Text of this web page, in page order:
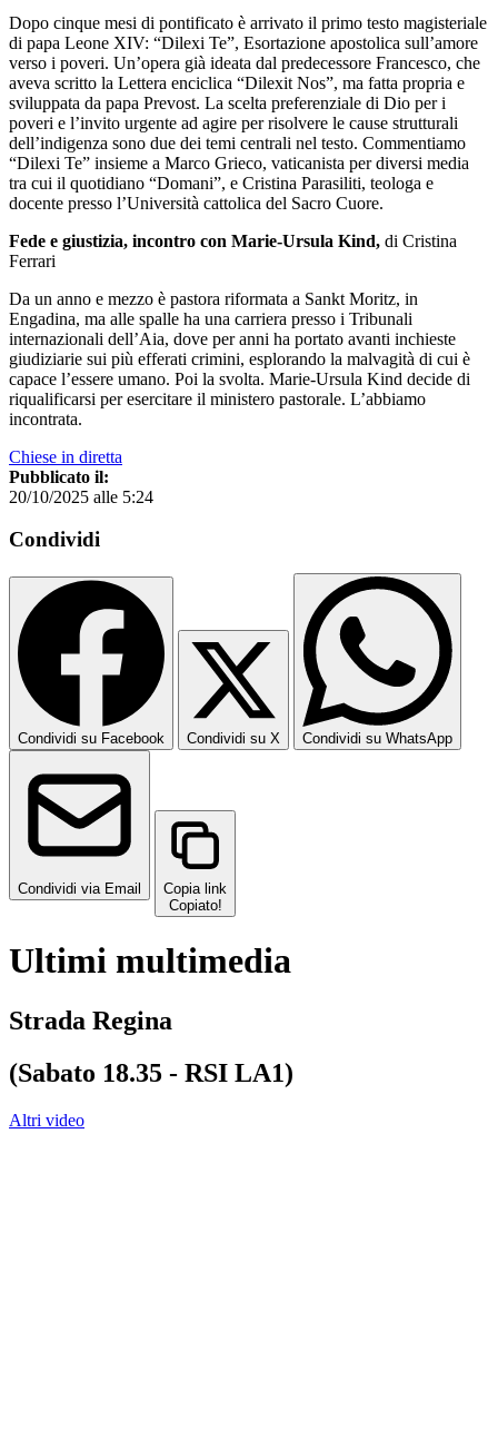
Dopo cinque mesi di pontificato è arrivato il primo testo magisteriale
di papa Leone XIV: “Dilexi Te”, Esortazione apostolica sull’amore
verso i poveri. Un’opera già ideata dal predecessore Francesco, che
aveva scritto la Lettera enciclica “Dilexit Nos”, ma fatta propria e
sviluppata da papa Prevost. La scelta preferenziale di Dio per i
poveri e l’invito urgente ad agire per risolvere le cause strutturali
dell’indigenza sono due dei temi centrali nel testo. Commentiamo
“Dilexi Te” insieme a Marco Grieco, vaticanista per diversi media
tra cui il quotidiano “Domani”, e Cristina Parasiliti, teologa e
docente presso l’Università cattolica del Sacro Cuore.
Fede e giustizia, incontro con Marie-Ursula Kind, di Cristina
Ferrari
Da un anno e mezzo è pastora riformata a Sankt Moritz, in
Engadina, ma alle spalle ha una carriera presso i Tribunali
internazionali dell’Aia, dove per anni ha portato avanti inchieste
giudiziarie sui più efferati crimini, esplorando la malvagità di cui è
capace l’essere umano. Poi la svolta. Marie-Ursula Kind decide di
riqualificarsi per esercitare il ministero pastorale. L’abbiamo
incontrata.
Chiese in diretta
Pubblicato il:
20/10/2025 alle 5:24
Condividi
Condividi su Facebook Condividi su X Condividi su WhatsApp
Condividi via Email
Copia link
Copiato!
Ultimi multimedia
Strada Regina
(Sabato 18.35 - RSI LA1)
Altri video